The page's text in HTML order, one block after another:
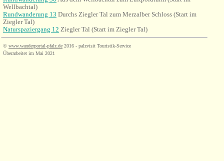
Wellbachtal)
Rundwanderung 13 Durchs Ziegler Tal zum Merzalber Schloss (Start im
Ziegler Tal)
Naturspaziergang 12 Ziegler Tal (Start im Ziegler Tal)
© www.wanderportal-pfalz.de 2016 - palzvisit Touristik-Service
Überarbeitet im Mai 2021